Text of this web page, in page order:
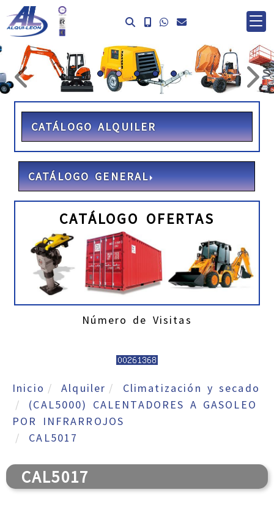
prev
CATÁLOGO ALQUILER
CATÁLOGO GENERAL
CATÁLOGO OFERTAS
Número de Visitas
Inicio Alquiler
Climatización y secado
(CAL5000) CALENTADORES A GASOLEO
POR INFRARROJOS
CAL5017
CAL5017